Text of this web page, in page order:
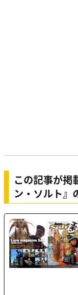
この記事が掲
ン・ソルト』